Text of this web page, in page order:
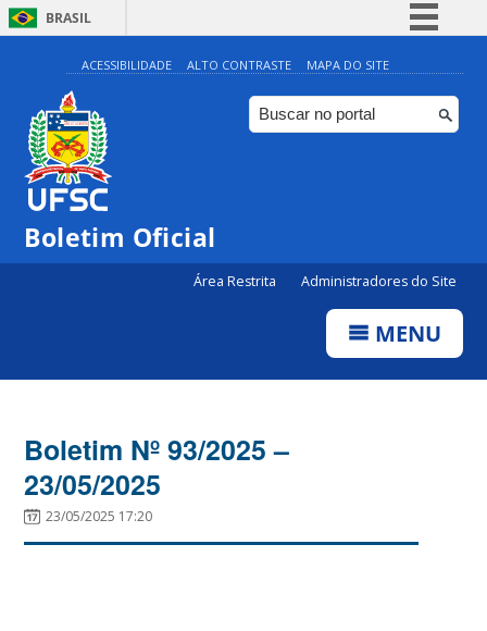
BRASIL
Simplifique!
Comunica BR
Participe
ACESSIBILIDADE ALTO CONTRASTE MAPA DO SITE
Boletim Oficial
Área Restrita Administradores do Site
MENU
Boletim Nº 93/2025 –
23/05/2025
23/05/2025 17:20